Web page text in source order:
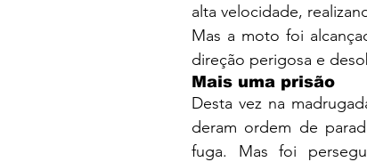
alta velocidade,
Mas a moto foi
direção perigosa e
Mais uma prisão
Desta vez na
deram ordem de
fuga. Mas foi